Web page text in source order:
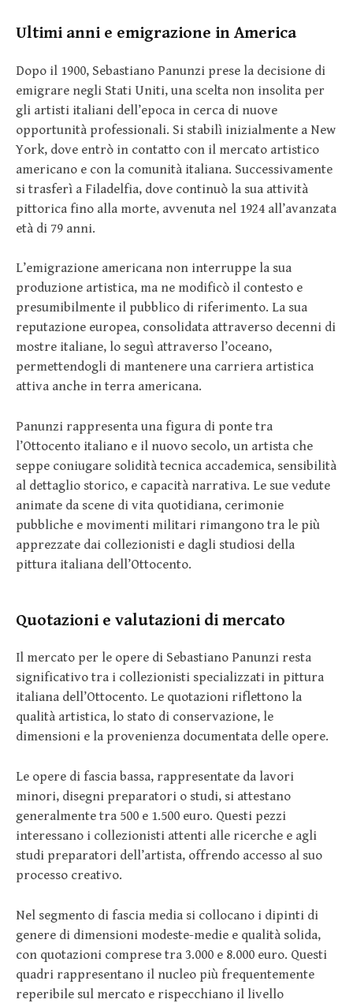
Ultimi anni e emigrazione in America
Dopo il 1900, Sebastiano Panunzi prese la decisione di
emigrare negli Stati Uniti, una scelta non insolita per
gli artisti italiani dell’epoca in cerca di nuove
opportunità professionali. Si stabilì inizialmente a New
York, dove entrò in contatto con il mercato artistico
americano e con la comunità italiana. Successivamente
si trasferì a Filadelfia, dove continuò la sua attività
pittorica fino alla morte, avvenuta nel 1924 all’avanzata
età di 79 anni.
L’emigrazione americana non interruppe la sua
produzione artistica, ma ne modificò il contesto e
presumibilmente il pubblico di riferimento. La sua
reputazione europea, consolidata attraverso decenni di
mostre italiane, lo seguì attraverso l’oceano,
permettendogli di mantenere una carriera artistica
attiva anche in terra americana.
Panunzi rappresenta una figura di ponte tra
l’Ottocento italiano e il nuovo secolo, un artista che
seppe coniugare solidità tecnica accademica, sensibilità
al dettaglio storico, e capacità narrativa. Le sue vedute
animate da scene di vita quotidiana, cerimonie
pubbliche e movimenti militari rimangono tra le più
apprezzate dai collezionisti e dagli studiosi della
pittura italiana dell’Ottocento.
Quotazioni e valutazioni di mercato
Il mercato per le opere di Sebastiano Panunzi resta
significativo tra i collezionisti specializzati in pittura
italiana dell’Ottocento. Le quotazioni riflettono la
qualità artistica, lo stato di conservazione, le
dimensioni e la provenienza documentata delle opere.
Le opere di fascia bassa, rappresentate da lavori
minori, disegni preparatori o studi, si attestano
generalmente tra 500 e 1.500 euro. Questi pezzi
interessano i collezionisti attenti alle ricerche e agli
studi preparatori dell’artista, offrendo accesso al suo
processo creativo.
Nel segmento di fascia media si collocano i dipinti di
genere di dimensioni modeste-medie e qualità solida,
con quotazioni comprese tra 3.000 e 8.000 euro. Questi
quadri rappresentano il nucleo più frequentemente
reperibile sul mercato e rispecchiano il livello